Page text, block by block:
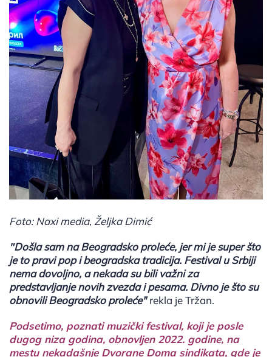
Foto: Naxi media, Željka Dimić
"Došla sam na Beogradsko proleće, jer mi je super što
je to pravi pop i beogradska tradicija. Festival u Srbiji
nema dovoljno, a nekada su bili važni za
predstavljanje novih zvezda i pesama. Divno je što su
obnovili Beogradsko proleće" rekla je Tržan.
Podsetimo, poznati muzički festival, koji je posle
dugog niza godina, obnovljen 2022. godine, na
mestu nekadašnje Dvorane Doma sindikata, gde je